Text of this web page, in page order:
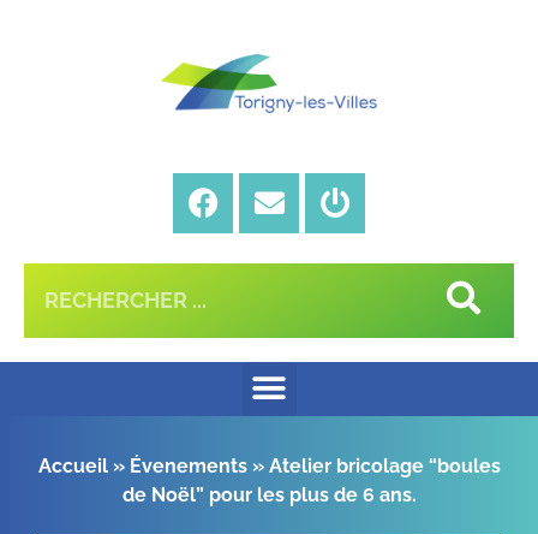
Accueil» Évenements» Atelier bricolage “boules
de Noël” pour les plus de 6 ans.